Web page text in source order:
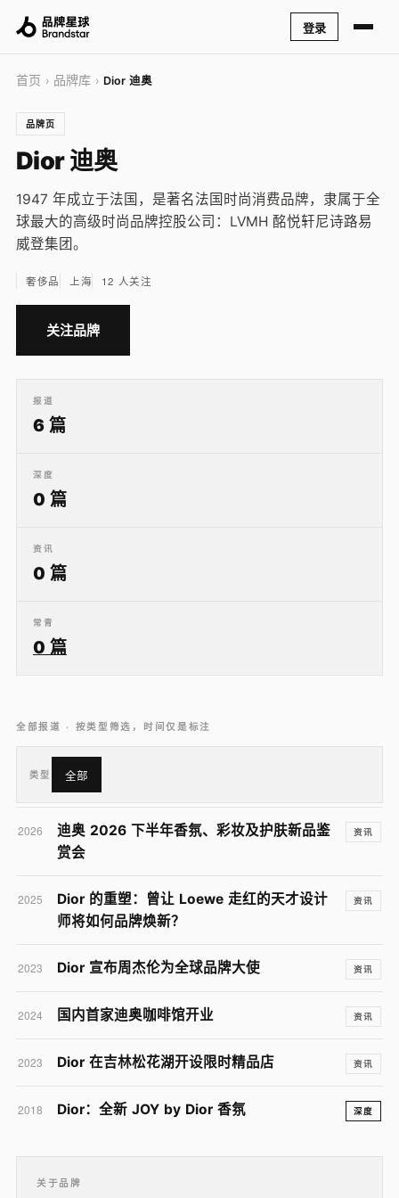
登录
首页 › 品牌库 › Dior 迪奥
品牌页
Dior 迪奥
1947 年成立于法国，是著名法国时尚消费品牌，隶属于全
球最大的高级时尚品牌控股公司：LVMH 酩悦轩尼诗路易
威登集团。
奢侈品 上海 12 人关注
关注品牌
报道
6 篇
深度
0 篇
资讯
0 篇
常青
0 篇
全部报道 · 按类型筛选，时间仅是标注
类型 全部
2026
迪奥 2026 下半年香氛、彩妆及护肤新品鉴
赏会
资讯
2025
Dior 的重塑：曾让 Loewe 走红的天才设计
师将如何品牌焕新？
资讯
2023 Dior 宣布周杰伦为全球品牌大使 资讯
2024 国内首家迪奥咖啡馆开业 资讯
2023 Dior 在吉林松花湖开设限时精品店 资讯
2018 Dior：全新 JOY by Dior 香氛 深度
关于品牌